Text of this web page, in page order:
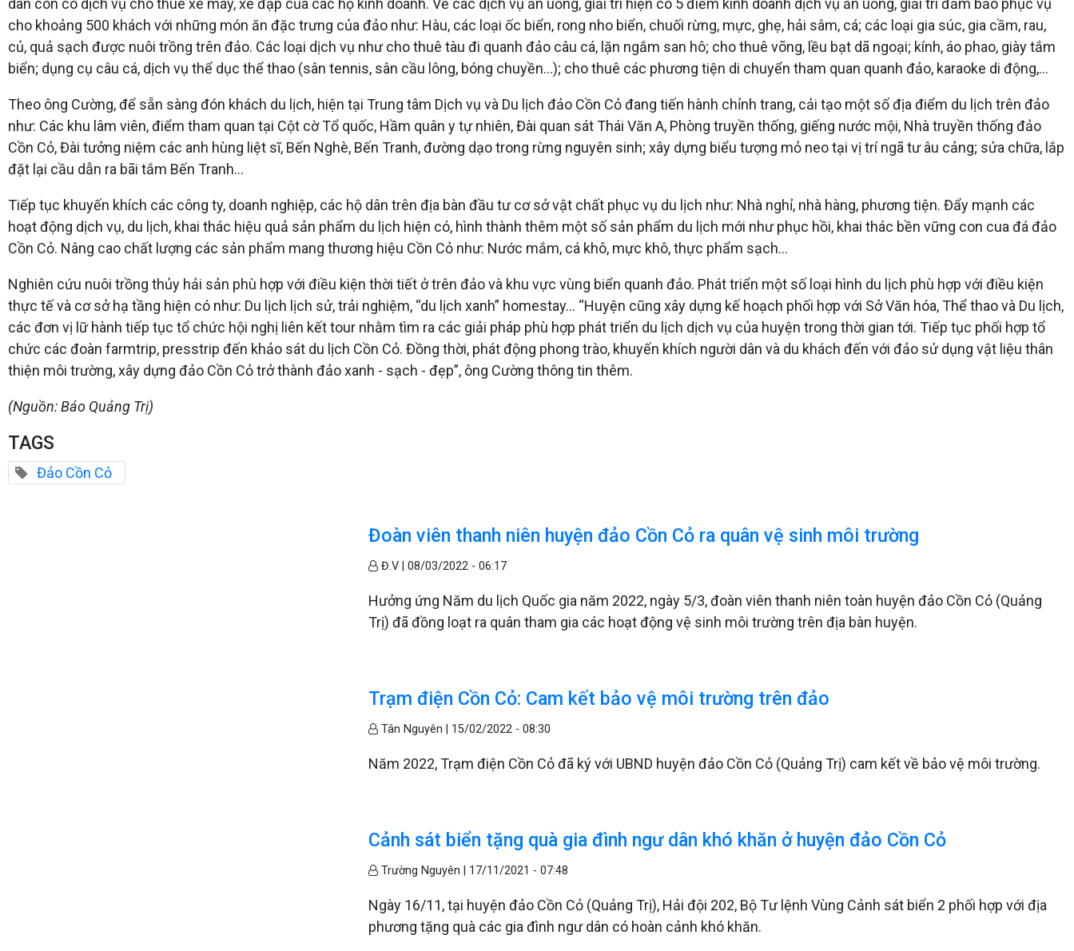
dân còn có dịch vụ cho thuê xe máy, xe đạp của các hộ kinh doanh. Về các dịch vụ ăn uống, giải trí hiện có 5 điểm kinh doanh dịch vụ ăn uống, giải trí đảm bảo phục vụ
cho khoảng 500 khách với những món ăn đặc trưng của đảo như: Hàu, các loại ốc biển, rong nho biển, chuối rừng, mực, ghẹ, hải sâm, cá; các loại gia súc, gia cầm, rau,
củ, quả sạch được nuôi trồng trên đảo. Các loại dịch vụ như cho thuê tàu đi quanh đảo câu cá, lặn ngắm san hô; cho thuê võng, lều bạt dã ngoại; kính, áo phao, giày tắm
biển; dụng cụ câu cá, dịch vụ thể dục thể thao (sân tennis, sân cầu lông, bóng chuyền...); cho thuê các phương tiện di chuyển tham quan quanh đảo, karaoke di động,...
Theo ông Cường, để sẵn sàng đón khách du lịch, hiện tại Trung tâm Dịch vụ và Du lịch đảo Cồn Cỏ đang tiến hành chỉnh trang, cải tạo một số địa điểm du lịch trên đảo
như: Các khu lâm viên, điểm tham quan tại Cột cờ Tổ quốc, Hầm quân y tự nhiên, Đài quan sát Thái Văn A, Phòng truyền thống, giếng nước mội, Nhà truyền thống đảo
Cồn Cỏ, Đài tưởng niệm các anh hùng liệt sĩ, Bến Nghè, Bến Tranh, đường dạo trong rừng nguyên sinh; xây dựng biểu tượng mỏ neo tại vị trí ngã tư âu cảng; sửa chữa, lắp
đặt lại cầu dẫn ra bãi tắm Bến Tranh…
Tiếp tục khuyến khích các công ty, doanh nghiệp, các hộ dân trên địa bàn đầu tư cơ sở vật chất phục vụ du lịch như: Nhà nghỉ, nhà hàng, phương tiện. Đẩy mạnh các
hoạt động dịch vụ, du lịch, khai thác hiệu quả sản phẩm du lịch hiện có, hình thành thêm một số sản phẩm du lịch mới như phục hồi, khai thác bền vững con cua đá đảo
Cồn Cỏ. Nâng cao chất lượng các sản phẩm mang thương hiệu Cồn Cỏ như: Nước mắm, cá khô, mực khô, thực phẩm sạch...
Nghiên cứu nuôi trồng thủy hải sản phù hợp với điều kiện thời tiết ở trên đảo và khu vực vùng biển quanh đảo. Phát triển một số loại hình du lịch phù hợp với điều kiện
thực tế và cơ sở hạ tầng hiện có như: Du lịch lịch sử, trải nghiệm, “du lịch xanh” homestay... “Huyện cũng xây dựng kế hoạch phối hợp với Sở Văn hóa, Thể thao và Du lịch,
các đơn vị lữ hành tiếp tục tổ chức hội nghị liên kết tour nhằm tìm ra các giải pháp phù hợp phát triển du lịch dịch vụ của huyện trong thời gian tới. Tiếp tục phối hợp tổ
chức các đoàn farmtrip, presstrip đến khảo sát du lịch Cồn Cỏ. Đồng thời, phát động phong trào, khuyến khích người dân và du khách đến với đảo sử dụng vật liệu thân
thiện môi trường, xây dựng đảo Cồn Cỏ trở thành đảo xanh - sạch - đẹp”, ông Cường thông tin thêm.
(Nguồn: Báo Quảng Trị)
TAGS
Đảo Cồn Cỏ
Đoàn viên thanh niên huyện đảo Cồn Cỏ ra quân vệ sinh môi trường
Đ.V |08/03/2022 - 06:17
Hưởng ứng Năm du lịch Quốc gia năm 2022, ngày 5/3, đoàn viên thanh niên toàn huyện đảo Cồn Cỏ (Quảng
Trị) đã đồng loạt ra quân tham gia các hoạt động vệ sinh môi trường trên địa bàn huyện.
Trạm điện Cồn Cỏ: Cam kết bảo vệ môi trường trên đảo
Tân Nguyên | 15/02/2022 - 08:30
Năm 2022, Trạm điện Cồn Cỏ đã ký với UBND huyện đảo Cồn Cỏ (Quảng Trị) cam kết về bảo vệ môi trường.
Cảnh sát biển tặng quà gia đình ngư dân khó khăn ở huyện đảo Cồn Cỏ
Trường Nguyên | 17/11/2021 - 07:48
Ngày 16/11, tại huyện đảo Cồn Cỏ (Quảng Trị), Hải đội 202, Bộ Tư lệnh Vùng Cảnh sát biển 2 phối hợp với địa
phương tặng quà các gia đình ngư dân có hoàn cảnh khó khăn.